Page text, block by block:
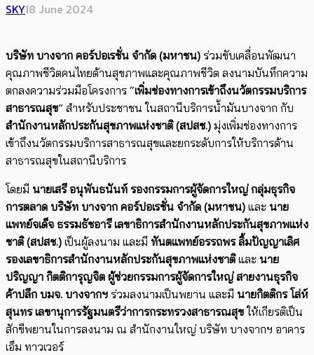
SKY18 June 2024
บริษัท บางจาก คอร์ปอเรชั่น จำกัด (มหาชน) ร่วมขับเคลื่อน​พัฒนา
คุณภาพชีวิต​คนไทยด้านสุขภาพและคุณภาพชีวิต ลงนามบันทึกความ
ตกลงความร่วมมือโครงการ “เพิ่มช่องทางการเข้าถึงนวัตกรรมบริการ
สาธารณสุข” สำหรับประชาชน ในสถานีบริการน้ำมันบางจาก กับ
สำนักงานหลักประกันสุขภาพแห่งชาติ (สปสช.) มุ่งเพิ่มช่องทางการ
เข้าถึงนวัตกรรมบริการสาธารณสุขและยกระดับการให้บริการด้าน
สาธารณสุขในสถานีบริการ
โดยมี นายเสรี อนุพันธนันท์ รองกรรมการผู้จัดการใหญ่ กลุ่มธุรกิจ
การตลาด บริษัท บางจาก คอร์ปอเรชั่น จำกัด (มหาชน) และ นาย
แพทย์จเด็จ ธรรมธัชอารี เลขาธิการสำนักงานหลักประกันสุขภาพแห่ง
ชาติ (สปสช.) เป็นผู้ลงนาม และมี ทันตแพทย์อรรถพร ลิ้มปัญญาเลิศ
รองเลขาธิการสำนักงานหลักประกันสุขภาพแห่งชาติและ นาย
ปริญญา กิตติการุญจิต ผู้ช่วยกรรมการผู้จัดการใหญ่ สายงานธุรกิจ
ค้าปลีก บมจ. บางจากฯ ร่วมลงนามเป็นพยาน และมี นายกิตติกร โล่ห์
สุนทร เลขานุการรัฐมนตรีว่าการกระทรวงสาธารณสุขให้เกียรติเป็น
สักขีพยานในการลงนาม ณ สำนักงานใหญ่ บริษัท บางจากฯ อาคาร
เอ็ม ทาวเวอร์